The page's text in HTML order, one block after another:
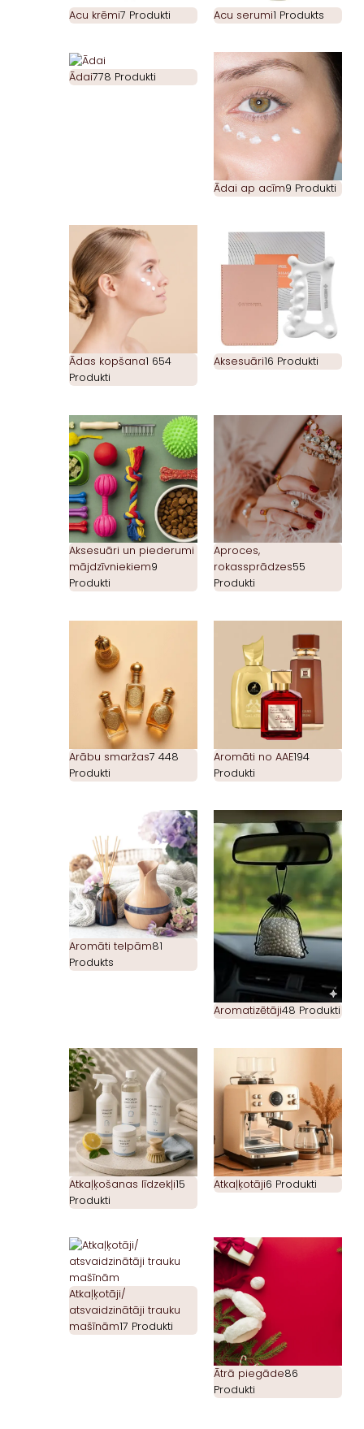
Acu krēmi7 Produkti Acu serumi1 Produkts
Ādai778 Produkti
Ādai ap acīm9 Produkti
Ādas kopšana1 654
Produkti
Aksesuāri16 Produkti
Aksesuāri un piederumi
mājdzīvniekiem9
Produkti
Aproces,
rokassprādzes55
Produkti
Arābu smaržas7 448
Produkti
Aromāti no AAE194
Produkti
Aromāti telpām81
Produkts
Aromatizētāji48 Produkti
Atkaļķošanas līdzekļi15
Produkti
Atkaļķotāji6 Produkti
Atkaļķotāji/
atsvaidzinātāji trauku
mašīnām17 Produkti
Ātrā piegāde86
Produkti